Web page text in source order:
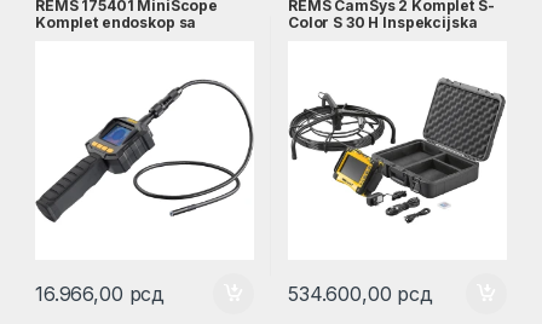
REMS 175401 MiniScope
Komplet endoskop sa
16.966,00 рсд
REMS CamSys 2 Komplet S-
Color S 30 H Inspekcijska
534.600,00 рсд